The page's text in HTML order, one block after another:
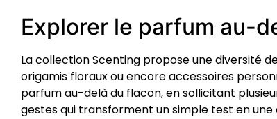
Explorer le parfum au-
La collection Scenting propose une diversité
origamis floraux ou encore accessoires
parfum au-delà du flacon, en sollicitant
gestes qui transforment un simple test en